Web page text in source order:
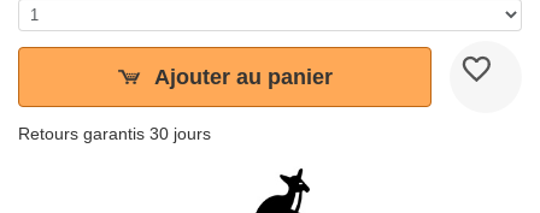
Ajouter au panier
Retours garantis 30 jours